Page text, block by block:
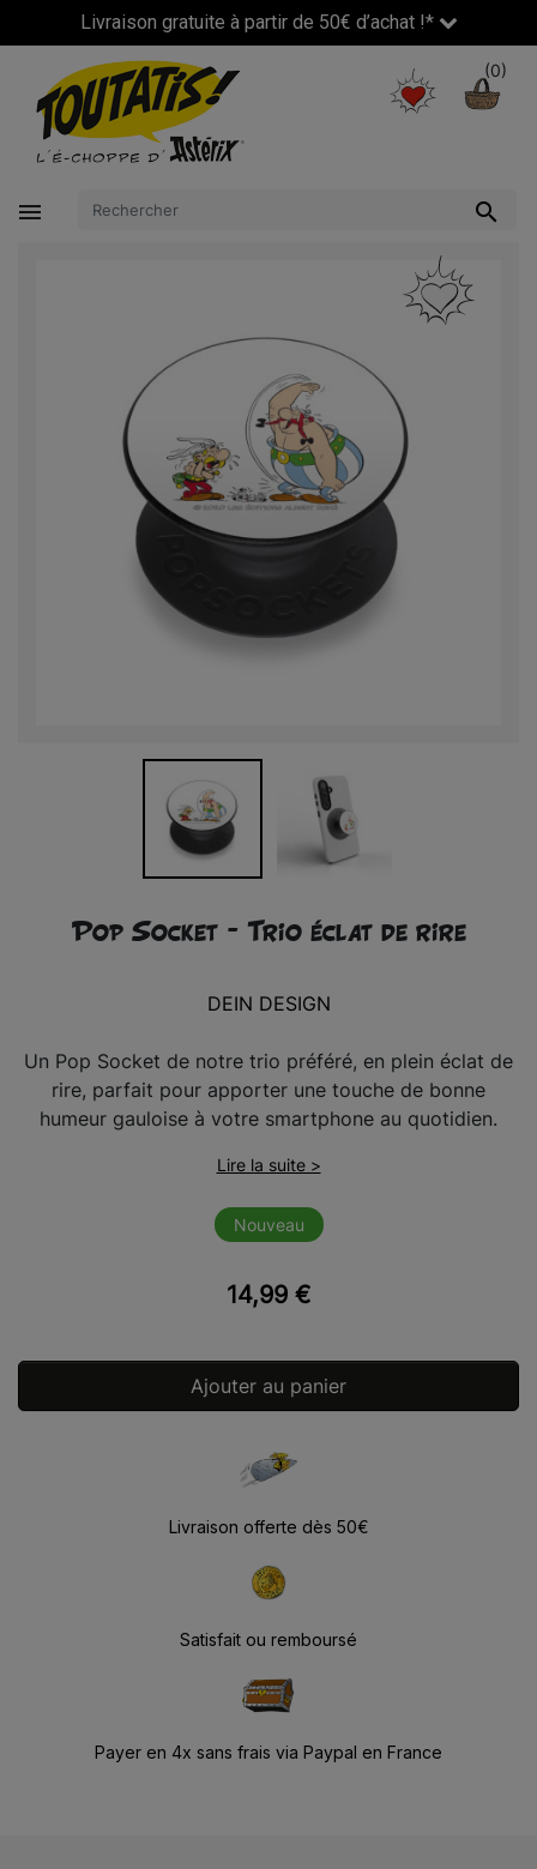
Livraison gratuite à partir de 50€ d’achat !*
(0)
 
Pop Socket – Trio éclat de rire
DEIN DESIGN
Un Pop Socket de notre trio préféré, en plein éclat de
rire, parfait pour apporter une touche de bonne
humeur gauloise à votre smartphone au quotidien.
Lire la suite >
Nouveau
14,99 €
Ajouter au panier
Livraison offerte dès 50€
Satisfait ou remboursé
Payer en 4x sans frais via Paypal en France